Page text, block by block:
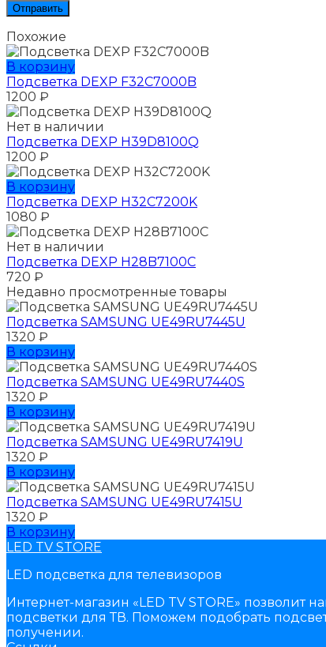
Похожие
В корзину
Подсветка DEXP F32C7000B
1200 ₽
Нет в наличии
Подсветка DEXP H39D8100Q
1200 ₽
В корзину
Подсветка DEXP H32C7200K
1080 ₽
Нет в наличии
Подсветка DEXP H28B7100C
720 ₽
Недавно просмотренные товары
Подсветка SAMSUNG UЕ49RU7445U
1320 ₽
В корзину
Подсветка SAMSUNG UЕ49RU7440S
1320 ₽
В корзину
Подсветка SAMSUNG UЕ49RU7419U
1320 ₽
В корзину
Подсветка SAMSUNG UЕ49RU7415U
1320 ₽
В корзину
LED TV STORE
LED подсветка для телевизоров
Интернет-магазин «LED TV STORE» позволит
подсветки для ТВ. Поможем подобрать
получении.